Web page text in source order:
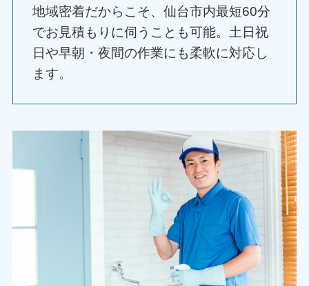
地域密着だからこそ、仙台市内最短60分
でお見積もりに伺うことも可能。土日祝
日や早朝・夜間の作業にも柔軟に対応し
ます。